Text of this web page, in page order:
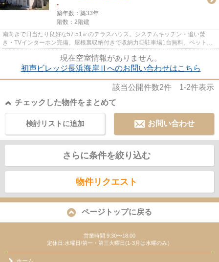
-
築年数：築33年
階数：2階建
南向きで日当たり良好な57.51㎡のテラスハウス。システムキッチン・追い焚
き・TVインターホン完備。屋根裏収納付きで収納力◎駐車場1台無料、ペット相
現在空室情報がありません。
初声ビレッジ長浜海岸Ⅱへのお問い合わせはこちら
該当公開件数2件 1-2件表示
チェックした物件をまとめて
お問い合わせ
検討リストに追加
さらに条件を絞り込む
物件リクエスト
ページトップに戻る
営業時間:9:30〜18:00
定休日:水曜日/第一・第三火曜日(1-3月は水曜のみ）